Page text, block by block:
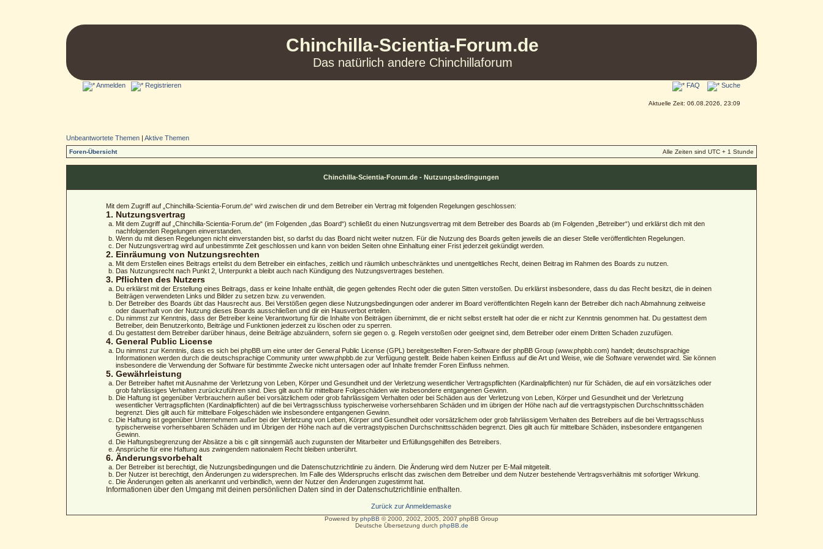
Chinchilla-Scientia-Forum.de
Das natürlich andere Chinchillaforum
Anmelden Registrieren FAQ Suche
Aktuelle Zeit: 06.08.2026, 23:09
Unbeantwortete Themen| Aktive Themen
Foren-Übersicht Alle Zeiten sind UTC + 1 Stunde
Chinchilla-Scientia-Forum.de - Nutzungsbedingungen
Mit dem Zugriff auf „Chinchilla-Scientia-Forum.de“ wird zwischen dir und dem Betreiber ein Vertrag mit folgenden Regelungen geschlossen:
1. Nutzungsvertrag
Mit dem Zugriff auf „Chinchilla-Scientia-Forum.de“ (im Folgenden „das Board“) schließt du einen Nutzungsvertrag mit dem Betreiber des Boards ab (im Folgenden „Betreiber“) und erklärst dich mit den
nachfolgenden Regelungen einverstanden.
Wenn du mit diesen Regelungen nicht einverstanden bist, so darfst du das Board nicht weiter nutzen. Für die Nutzung des Boards gelten jeweils die an dieser Stelle veröffentlichten Regelungen.
Der Nutzungsvertrag wird auf unbestimmte Zeit geschlossen und kann von beiden Seiten ohne Einhaltung einer Frist jederzeit gekündigt werden.
2. Einräumung von Nutzungsrechten
Mit dem Erstellen eines Beitrags erteilst du dem Betreiber ein einfaches, zeitlich und räumlich unbeschränktes und unentgeltliches Recht, deinen Beitrag im Rahmen des Boards zu nutzen.
Das Nutzungsrecht nach Punkt 2, Unterpunkt a bleibt auch nach Kündigung des Nutzungsvertrages bestehen.
3. Pflichten des Nutzers
Du erklärst mit der Erstellung eines Beitrags, dass er keine Inhalte enthält, die gegen geltendes Recht oder die guten Sitten verstoßen. Du erklärst insbesondere, dass du das Recht besitzt, die in deinen
Beiträgen verwendeten Links und Bilder zu setzen bzw. zu verwenden.
Der Betreiber des Boards übt das Hausrecht aus. Bei Verstößen gegen diese Nutzungsbedingungen oder anderer im Board veröffentlichten Regeln kann der Betreiber dich nach Abmahnung zeitweise
oder dauerhaft von der Nutzung dieses Boards ausschließen und dir ein Hausverbot erteilen.
Du nimmst zur Kenntnis, dass der Betreiber keine Verantwortung für die Inhalte von Beiträgen übernimmt, die er nicht selbst erstellt hat oder die er nicht zur Kenntnis genommen hat. Du gestattest dem
Betreiber, dein Benutzerkonto, Beiträge und Funktionen jederzeit zu löschen oder zu sperren.
Du gestattest dem Betreiber darüber hinaus, deine Beiträge abzuändern, sofern sie gegen o. g. Regeln verstoßen oder geeignet sind, dem Betreiber oder einem Dritten Schaden zuzufügen.
4. General Public License
Du nimmst zur Kenntnis, dass es sich bei phpBB um eine unter der General Public License (GPL) bereitgestellten Foren-Software der phpBB Group (www.phpbb.com) handelt; deutschsprachige
Informationen werden durch die deutschsprachige Community unter www.phpbb.de zur Verfügung gestellt. Beide haben keinen Einfluss auf die Art und Weise, wie die Software verwendet wird. Sie können
insbesondere die Verwendung der Software für bestimmte Zwecke nicht untersagen oder auf Inhalte fremder Foren Einfluss nehmen.
5. Gewährleistung
Der Betreiber haftet mit Ausnahme der Verletzung von Leben, Körper und Gesundheit und der Verletzung wesentlicher Vertragspflichten (Kardinalpflichten) nur für Schäden, die auf ein vorsätzliches oder
grob fahrlässiges Verhalten zurückzuführen sind. Dies gilt auch für mittelbare Folgeschäden wie insbesondere entgangenen Gewinn.
Die Haftung ist gegenüber Verbrauchern außer bei vorsätzlichem oder grob fahrlässigem Verhalten oder bei Schäden aus der Verletzung von Leben, Körper und Gesundheit und der Verletzung
wesentlicher Vertragspflichten (Kardinalpflichten) auf die bei Vertragsschluss typischerweise vorhersehbaren Schäden und im übrigen der Höhe nach auf die vertragstypischen Durchschnittsschäden
begrenzt. Dies gilt auch für mittelbare Folgeschäden wie insbesondere entgangenen Gewinn.
Die Haftung ist gegenüber Unternehmern außer bei der Verletzung von Leben, Körper und Gesundheit oder vorsätzlichem oder grob fahrlässigem Verhalten des Betreibers auf die bei Vertragsschluss
typischerweise vorhersehbaren Schäden und im Übrigen der Höhe nach auf die vertragstypischen Durchschnittsschäden begrenzt. Dies gilt auch für mittelbare Schäden, insbesondere entgangenen
Gewinn.
Die Haftungsbegrenzung der Absätze a bis c gilt sinngemäß auch zugunsten der Mitarbeiter und Erfüllungsgehilfen des Betreibers.
Ansprüche für eine Haftung aus zwingendem nationalem Recht bleiben unberührt.
6. Änderungsvorbehalt
Der Betreiber ist berechtigt, die Nutzungsbedingungen und die Datenschutzrichtlinie zu ändern. Die Änderung wird dem Nutzer per E-Mail mitgeteilt.
Der Nutzer ist berechtigt, den Änderungen zu widersprechen. Im Falle des Widerspruchs erlischt das zwischen dem Betreiber und dem Nutzer bestehende Vertragsverhältnis mit sofortiger Wirkung.
Die Änderungen gelten als anerkannt und verbindlich, wenn der Nutzer den Änderungen zugestimmt hat.
Informationen über den Umgang mit deinen persönlichen Daten sind in der Datenschutzrichtlinie enthalten.
Zurück zur Anmeldemaske
Powered by phpBB © 2000, 2002, 2005, 2007 phpBB Group
Deutsche Übersetzung durch phpBB.de